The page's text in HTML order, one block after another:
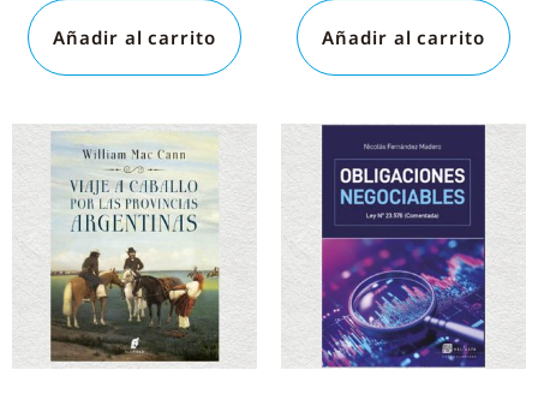
Añadir al carrito Añadir al carrito